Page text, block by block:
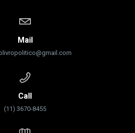
Mail
Call
(11) 3670-8455